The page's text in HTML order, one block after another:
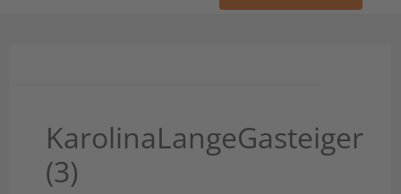
KarolinaLangeGasteiger
(3)